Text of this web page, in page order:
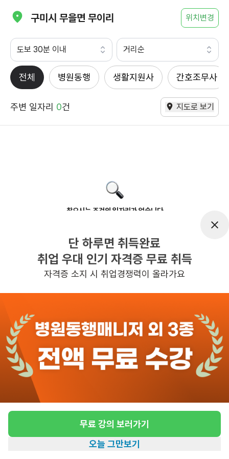
구미시 무을면 무이리 위치변경
도보 30분 이내 거리순
전체 병원동행 생활지원사 간호조무사
주변 일자리 0건 지도로 보기
찾으시는 조건의 일자리가 없습니다
반경 3KM 이내의 일자리 확인하기
단 하루면 취득완료
취업 우대 인기 자격증 무료 취득
자격증 소지 시 취업경쟁력이 올라가요
무료 강의 보러가기
오늘 그만보기